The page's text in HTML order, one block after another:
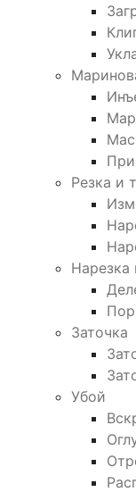
Резка и
Нарезка
Заточка
Убой